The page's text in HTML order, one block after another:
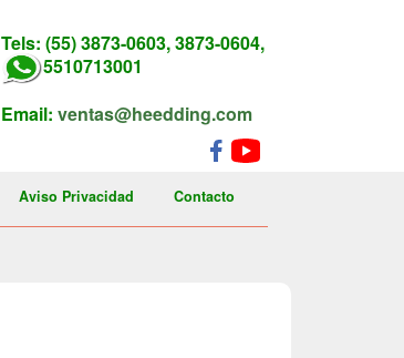
Tels: (55) 3873-0603, 3873-0604,
5510713001
Email: ventas@heedding.com
Aviso Privacidad Contacto